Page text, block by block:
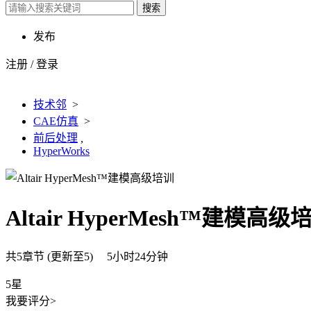
搜索
发布
注册 /登录
技术邻 >
CAE仿真 >
前后处理
HyperWorks
Altair HyperMesh™建模高级
共5章节 (更新至5) 5小时24分钟
5星
我要评分>